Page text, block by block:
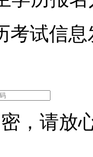
考试信
，请放